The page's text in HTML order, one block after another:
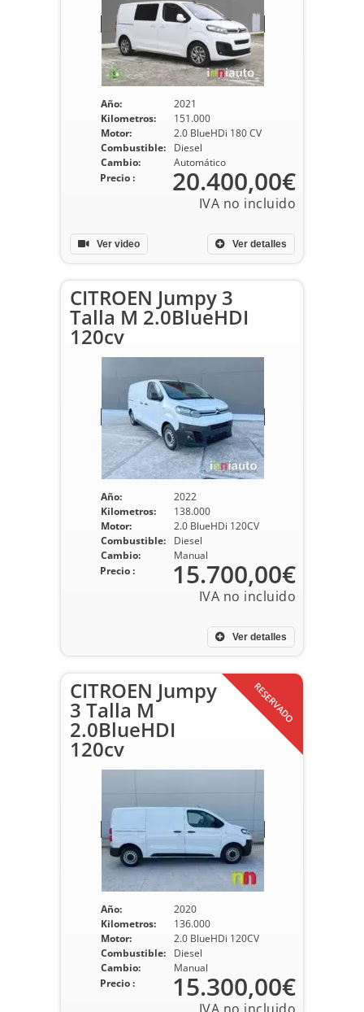
Año:
2021
Kilometros:
151.000
Motor:
2.0 BlueHDi 180 CV
Combustible:
Diesel
Cambio:
Automático
Ver detalles
Precio : 20.400,00€
Ver video
CITROEN Jumpy 3
Talla M 2.0BlueHDI
120cv
Año:
2022
Kilometros:
138.000
Motor:
2.0 BlueHDi 120CV
Combustible:
Diesel
Cambio:
Manual
Ver detalles
Precio : 15.700,00€
RESERVADO
CITROEN Jumpy
3 Talla M
2.0BlueHDI
120cv
Año:
2020
Kilometros:
136.000
Motor:
2.0 BlueHDi 120CV
Combustible:
Diesel
Cambio:
Manual
Precio :
15.300,00€